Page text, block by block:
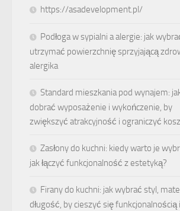
https://asadevelopment.pl/
Podłoga w sypialni a alergie: jak
utrzymać powierzchnię sprzyjającą
alergika
Standard mieszkania pod wynajem:
dobrać wyposażenie i wykończenie, by
zwiększyć atrakcyjność i ograniczyć
Zasłony do kuchni: kiedy warto je
jak łączyć funkcjonalność z estetyką?
Firany do kuchni: jak wybrać styl,
długość, by cieszyć się funkcjonalnością i